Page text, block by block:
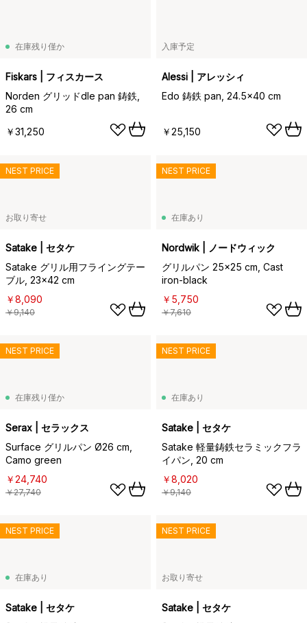
在庫残り僅か
Fiskars | フィスカース
Norden グリッドdle pan 鋳鉄,
26 cm
￥31,250
入庫予定
Alessi | アレッシィ
Edo 鋳鉄 pan, 24.5x40 cm
￥25,150
お取り寄せ
Satake | セタケ
Satake グリル用フライングテー
ブル, 23x42 cm
￥8,090
￥9,140
NEST PRICE
在庫あり
Nordwik | ノードウィック
グリルパン 25x25 cm, Cast
iron-black
￥5,750
￥7,610
NEST PRICE
在庫残り僅か
Serax | セラックス
Surface グリルパン Ø26 cm,
Camo green
￥24,740
￥27,740
NEST PRICE
在庫あり
Satake | セタケ
Satake 軽量鋳鉄セラミックフラ
イパン, 20 cm
￥8,020
￥9,140
NEST PRICE
在庫あり
Satake | セタケ
NEST PRICE
お取り寄せ
Satake | セタケ
NEST PRICE